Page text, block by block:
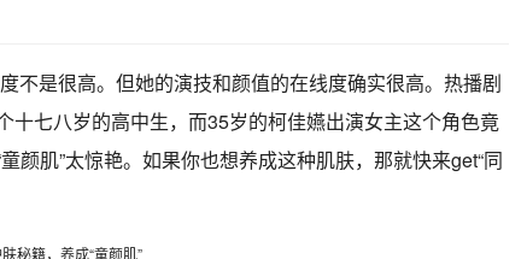
不是很高。但她的演技和颜值的在线度确实很高。热播剧
十七八岁的高中生，而35岁的柯佳嬿出演女主这个角色竟
颜肌”太惊艳。如果你也想养成这种肌肤，那就快来get“同